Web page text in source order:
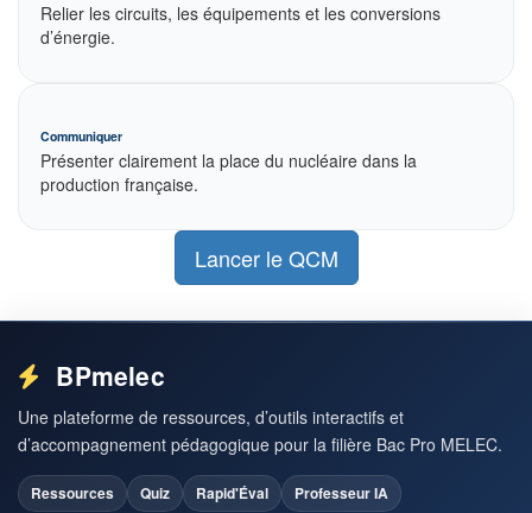
Relier les circuits, les équipements et les conversions
d’énergie.
Communiquer
Présenter clairement la place du nucléaire dans la
production française.
Lancer le QCM
BPmelec
Une plateforme de ressources, d’outils interactifs et
d’accompagnement pédagogique pour la filière Bac Pro MELEC.
Ressources Quiz Rapid'Éval Professeur IA